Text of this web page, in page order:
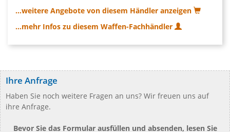
...weitere Angebote von diesem Händler anzeigen
...mehr Infos zu diesem Waffen-Fachhändler
Ihre Anfrage
Haben Sie noch weitere Fragen an uns? Wir freuen uns auf
ihre Anfrage.
Bevor Sie das Formular ausfüllen und absenden, lesen Sie